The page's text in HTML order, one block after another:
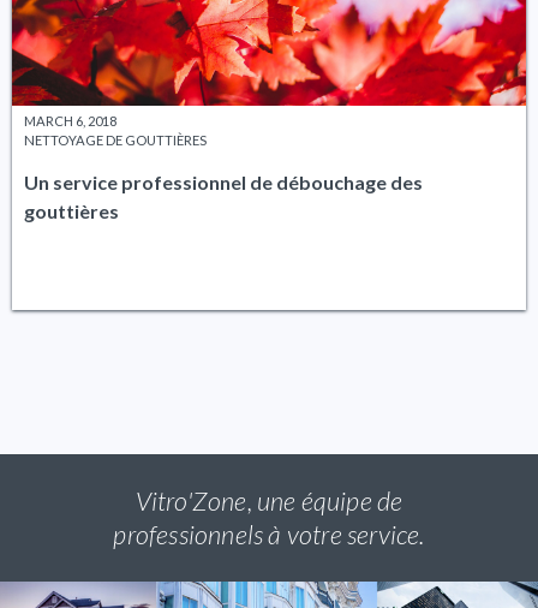
MARCH 6, 2018
NETTOYAGE DE GOUTTIÈRES
Un service professionnel de débouchage des
gouttières
Vitro'Zone, une équipe de
professionnels à votre service.